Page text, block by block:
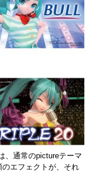
、通常のpictureテーマ
エフェクトが、それ